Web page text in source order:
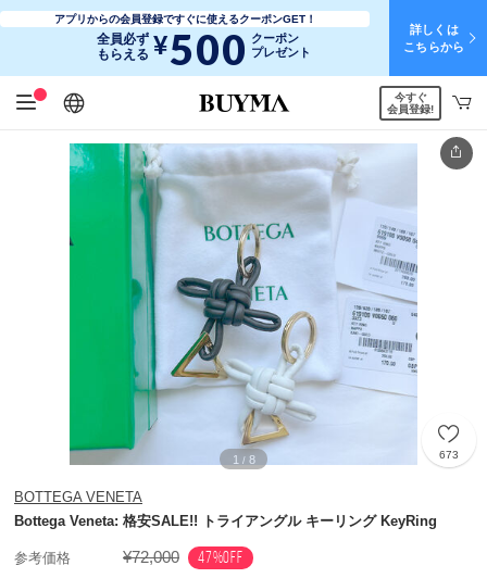
アプリからの会員登録ですぐに使えるクーポンGET！
全員必ず
もらえる ¥500 クーポン
プレゼント
詳しくは
こちらから
日本語
English
简体中文
繁體中文
今すぐ
会員登録!
1 / 8 673
BOTTEGA VENETA
Bottega Veneta: 格安SALE!! トライアングル キーリング KeyRing
参考価格 ¥72,000 47%OFF